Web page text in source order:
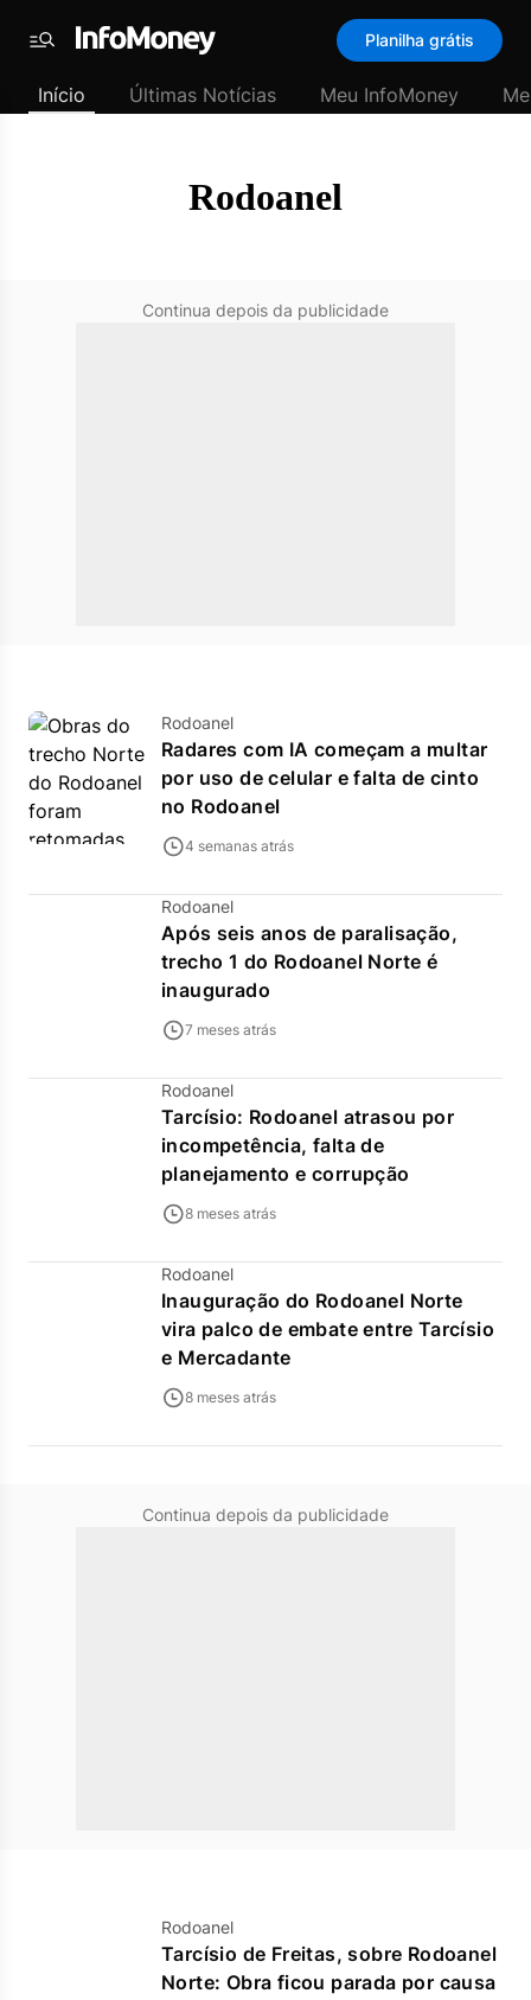
Padrão
Últimas
Menu
Planilha grátis
Início Últimas Notícias Meu InfoMoney
Rodoanel
Continua depois da publicidade
Rodoanel
Radares com IA começam a multar
por uso de celular e falta de cinto
no Rodoanel
4 semanas atrás
Rodoanel
Após seis anos de paralisação,
trecho 1 do Rodoanel Norte é
inaugurado
7 meses atrás
Rodoanel
Tarcísio: Rodoanel atrasou por
incompetência, falta de
planejamento e corrupção
8 meses atrás
Rodoanel
Inauguração do Rodoanel Norte
vira palco de embate entre Tarcísio
e Mercadante
8 meses atrás
Continua depois da publicidade
Rodoanel
Tarcísio de Freitas, sobre Rodoanel
Norte: Obra ficou parada por causa